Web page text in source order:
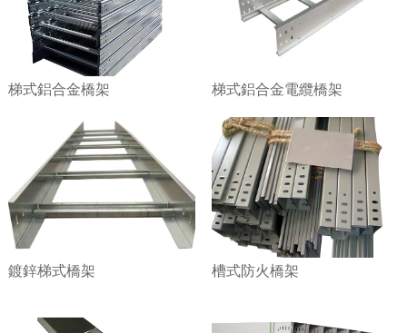
梯式鋁合金橋架 梯式鋁合金電纜橋架
鍍鋅梯式橋架 槽式防火橋架